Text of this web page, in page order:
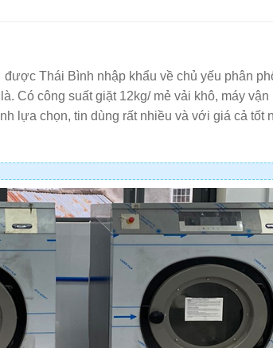
Thái Bình nhập khẩu về chủ yếu phân
Có công suất giặt 12kg/ mẻ vải khô, máy vận
lựa chọn, tin dùng rất nhiều và với giá cả tốt